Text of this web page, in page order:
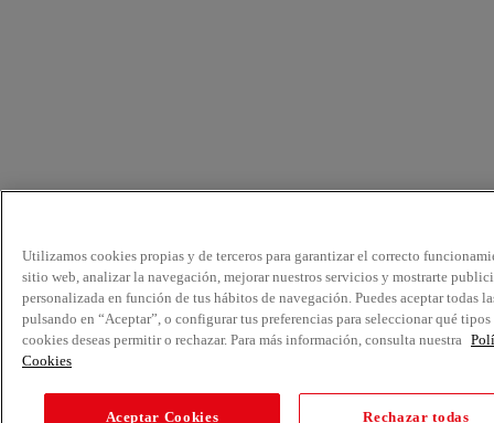
Utilizamos cookies propias y de terceros para garantizar el correcto
sitio web, analizar la navegación, mejorar nuestros servicios y mostrarte
personalizada en función de tus hábitos de navegación. Puedes aceptar todas
pulsando en “Aceptar”, o configurar tus preferencias para seleccionar qué tipos
cookies deseas permitir o rechazar. Para más información, consulta nuestra
Cookies
Aceptar Cookies Rechazar todas